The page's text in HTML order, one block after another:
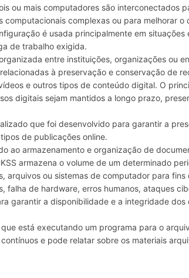
ou mais computadores são interconectados
complexas ou para melhorar o
é usada principalmente em situações
de trabalho exigida.
entre instituições, organizações ou
à preservação e conservação de
e outros tipos de conteúdo digital. O
digitais sejam mantidos a longo prazo,
que foi desenvolvido para garantir a
de publicações online.
ao armazenamento e organização de
armazena o volume de um determinado
arquivos ou sistemas de computador para fins
de hardware, erros humanos, ataques
garantir a disponibilidade e a integridade dos
está executando um programa para o
e pode relatar sobre os materiais